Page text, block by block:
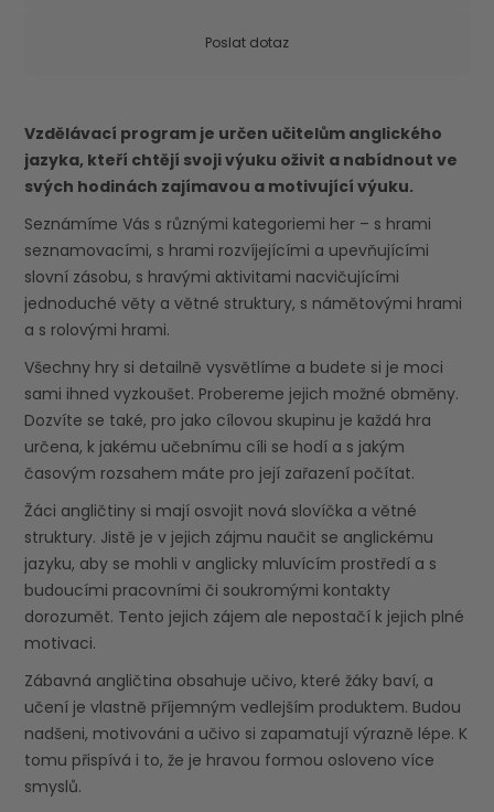
Poslat dotaz
Vzdělávací program je určen učitelům anglického
jazyka, kteří chtějí svoji výuku oživit a nabídnout ve
svých hodinách zajímavou a motivující výuku.
Seznámíme Vás s různými kategoriemi her – s hrami
seznamovacími, s hrami rozvíjejícími a upevňujícími
slovní zásobu, s hravými aktivitami nacvičujícími
jednoduché věty a větné struktury, s námětovými hrami
a s rolovými hrami.
Všechny hry si detailně vysvětlíme a budete si je moci
sami ihned vyzkoušet. Probereme jejich možné obměny.
Dozvíte se také, pro jako cílovou skupinu je každá hra
určena, k jakému učebnímu cíli se hodí a s jakým
časovým rozsahem máte pro její zařazení počítat.
Žáci angličtiny si mají osvojit nová slovíčka a větné
struktury. Jistě je v jejich zájmu naučit se anglickému
jazyku, aby se mohli v anglicky mluvícím prostředí a s
budoucími pracovními či soukromými kontakty
dorozumět. Tento jejich zájem ale nepostačí k jejich plné
motivaci.
Zábavná angličtina obsahuje učivo, které žáky baví, a
učení je vlastně příjemným vedlejším produktem. Budou
nadšeni, motivováni a učivo si zapamatují výrazně lépe. K
tomu přispívá i to, že je hravou formou osloveno více
smyslů.